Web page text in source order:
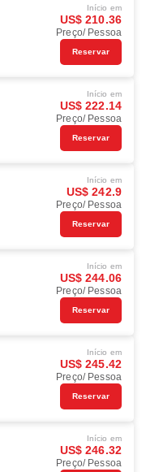
Início em
US$ 210.36
Preço/ Pessoa
Reservar
Início em
US$ 222.14
Preço/ Pessoa
Reservar
Início em
US$ 242.9
Preço/ Pessoa
Reservar
Início em
US$ 244.06
Preço/ Pessoa
Reservar
Início em
US$ 245.42
Preço/ Pessoa
Reservar
Início em
US$ 246.32
Preço/ Pessoa